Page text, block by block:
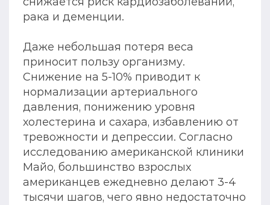
рака и деменции.
Даже небольшая потеря веса
приносит пользу организму.
Снижение на 5-10% приводит к
нормализации артериального
давления, понижению уровня
холестерина и сахара, избавлению от
тревожности и депрессии. Согласно
исследованию американской клиники
Майо, большинство взрослых
американцев ежедневно делают 3-4
тысячи шагов, чего явно недостаточно